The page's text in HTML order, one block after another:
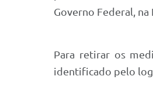
Governo Federal,
Para retirar os
identificado pelo